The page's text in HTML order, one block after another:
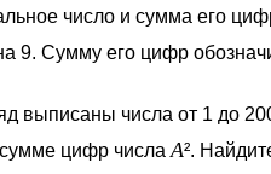
число и сумма его
9. Сумму его цифр
выписаны числа от 1 до
цифр числа A².